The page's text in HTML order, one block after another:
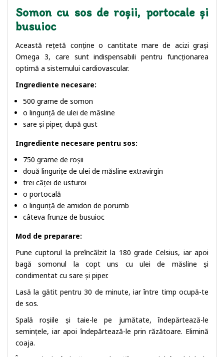
Somon cu sos de roșii, portocale și
busuioc
Această rețetă conține o cantitate mare de acizi grași
Omega 3, care sunt indispensabili pentru funcționarea
optimă a sistemului cardiovascular.
Ingrediente necesare:
500 grame de somon
o linguriță de ulei de măsline
sare și piper, după gust
Ingrediente necesare pentru sos:
750 grame de roșii
două lingurițe de ulei de măsline extravirgin
trei căței de usturoi
o portocală
o linguriță de amidon de porumb
câteva frunze de busuioc
Mod de preparare:
Pune cuptorul la preîncălzit la 180 grade Celsius, iar apoi
bagă somonul la copt uns cu ulei de măsline și
condimentat cu sare și piper.
Lasă la gătit pentru 30 de minute, iar între timp ocupă-te
de sos.
Spală roșiile și taie-le pe jumătate, îndepărtează-le
semințele, iar apoi îndepărtează-le prin răzătoare. Elimină
coaja.